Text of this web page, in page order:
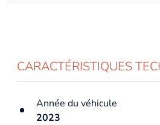
CARACTÉRISTIQUES
Année du véhicule
2023